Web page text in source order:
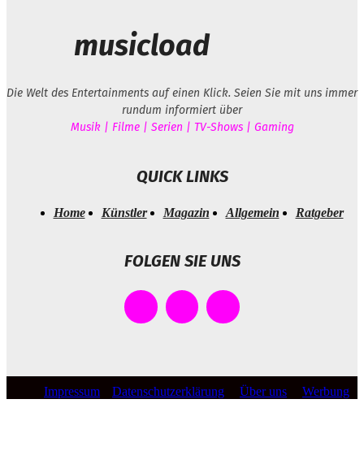
musicload
Die Welt des Entertainments auf einen Klick. Seien Sie mit uns immer
rundum informiert über
Musik | Filme | Serien | TV-Shows | Gaming
QUICK LINKS
Home Künstler Magazin Allgemein Ratgeber
FOLGEN SIE UNS
Impressum Datenschutzerklärung Über uns Werbung